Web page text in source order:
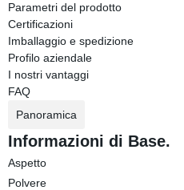
Parametri del prodotto
Certificazioni
Imballaggio e spedizione
Profilo aziendale
I nostri vantaggi
FAQ
Panoramica
Informazioni di Base.
Aspetto
Polvere